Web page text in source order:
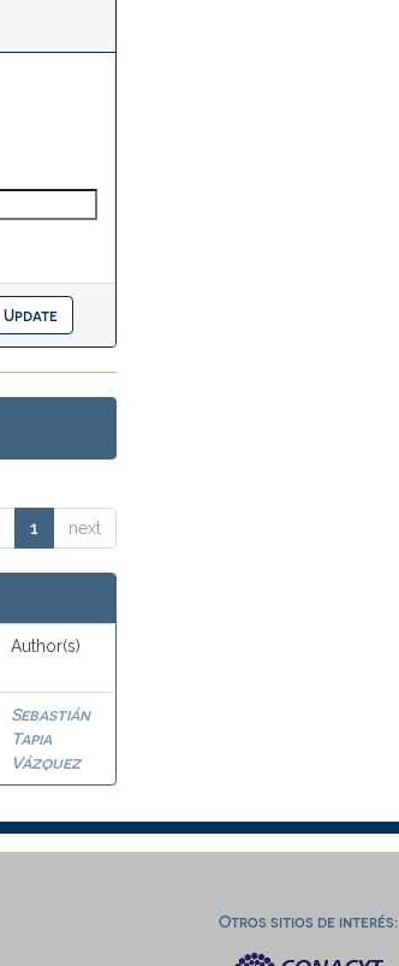
1 next
Author(s)
Sebastián
Tapia
Vázquez
Otros sitios de interés: